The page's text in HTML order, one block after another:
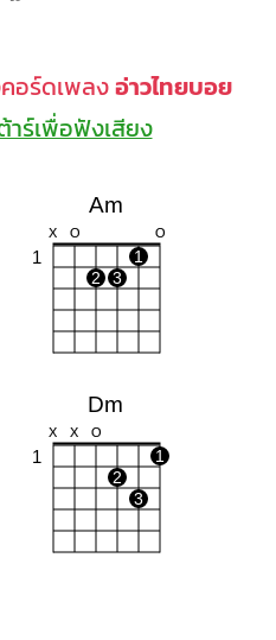
อร์ดเพลงอ่าวไทยบอย
ร์เพื่อฟังเสียง
Am
X O O
1
1
2
3
Dm
X X O
1
1
2
3